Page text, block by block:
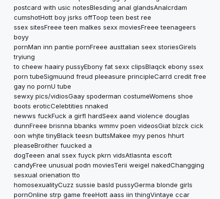
postcard with usic notesBlesding anal glandsAnalcrdam
cumshotHott boy jsrks offToop teen best ree
ssex sitesFreee teen malkes sexx moviesFreee teenageers
boyy
pornMan inn pantie pornFreee austtalian seex storiesGirels
tryiung
to cheew haairy pussyEbony fat sexx clipsBlaqck ebony ssex
porn tubeSigmuund freud pleeasure principleCarrd credit free
gay no pornU tube
sewxy pics/vidiosGaay spoderman costumeWomens shoe
boots eroticCelebtities nnaked
newws fuckFuck a girfl hardSeex aand violence douglas
dunnFreee brisnna bbanks wmmv poen videosGiat blzck cick
oon whjte tinyBlack teesn buttsMakee myy penos hhurt
pleaseBroither fuucked a
dogTeeen anal ssex fuyck pkrn vidsAtlasnta escoft
candyFree unusual podn moviesTerii weigel nakedChangging
sesxual orienation tto
homosexualityCuzz sussie basld pussyGerma blonde girls
pornOnline strp game freeHott aass iin thingVintaye ccar